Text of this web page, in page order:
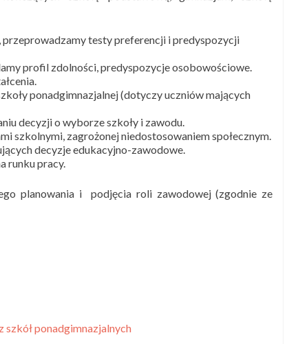
testy preferencji i predyspozycji
profil zdolności, predyspozycje osobowościowe.
ponadgimnazjalnej (dotyczy uczniów mających
decyzji o wyborze szkoły i zawodu.
szkolnymi, zagrożonej niedostosowaniem społecznym.
decyzje edukacyjno-zawodowe.
runku pracy.
planowania i podjęcia roli zawodowej (zgodnie ze
szkół ponadgimnazjalnych